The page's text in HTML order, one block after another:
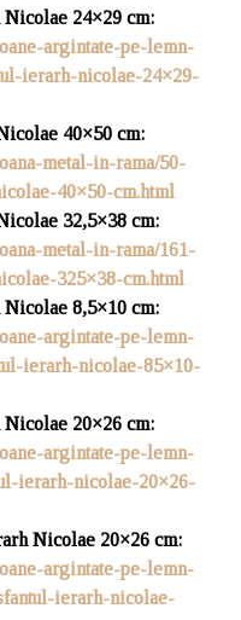
Nicolae 24×29 cm:
argintate-pe-lemn-
ierarh-nicolae-24×29-
40×50 cm:
metal-in-rama/50-
40×50-cm.html
32,5×38 cm:
metal-in-rama/161-
325×38-cm.html
Nicolae 8,5×10 cm:
argintate-pe-lemn-
ierarh-nicolae-85×10-
Nicolae 20×26 cm:
argintate-pe-lemn-
ierarh-nicolae-20×26-
Nicolae 20×26 cm:
argintate-pe-lemn-
ierarh-nicolae-